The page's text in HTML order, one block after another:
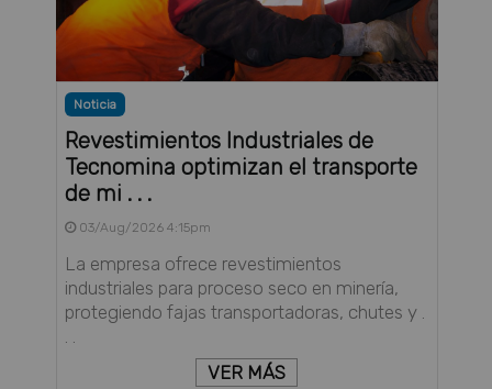
Noticia
Revestimientos Industriales de
Tecnomina optimizan el transporte
de mi . . .
03/Aug/2026 4:15pm
La empresa ofrece revestimientos
industriales para proceso seco en minería,
protegiendo fajas transportadoras, chutes y .
VER MÁS